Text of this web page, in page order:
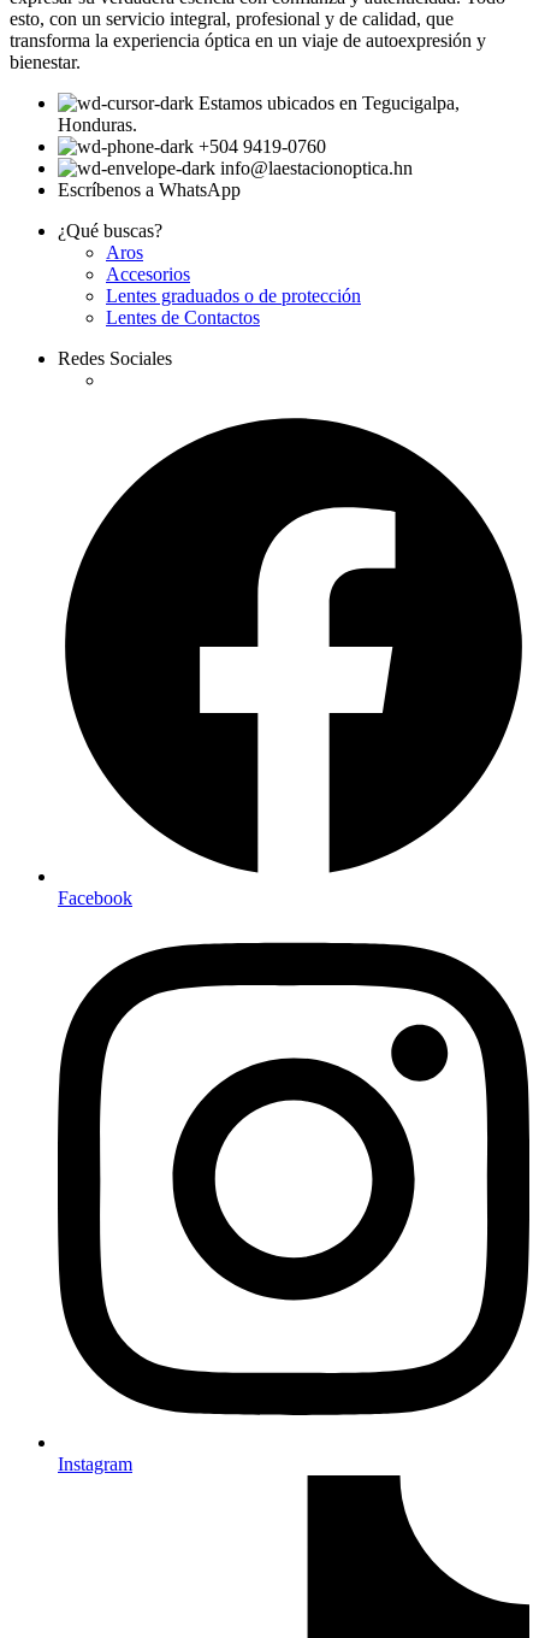
esto, con un servicio integral, profesional y de calidad, que
transforma la experiencia óptica en un viaje de autoexpresión y
bienestar.
Estamos ubicados en Tegucigalpa,
Honduras.
+504 9419-0760
info@laestacionoptica.hn
Escríbenos a WhatsApp
¿Qué buscas?
Aros
Accesorios
Lentes graduados o de protección
Lentes de Contactos
Redes Sociales
Facebook
Instagram